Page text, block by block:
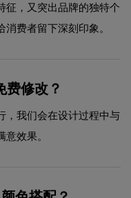
征，又突出品牌的独特个
费者留下深刻印象。
费修改？
，我们会在设计过程中与
效果。